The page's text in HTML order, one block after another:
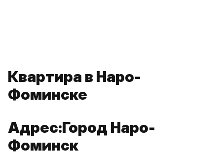
Квартира в Наро-
Фоминске
Адрес:Город Наро-
Фоминск